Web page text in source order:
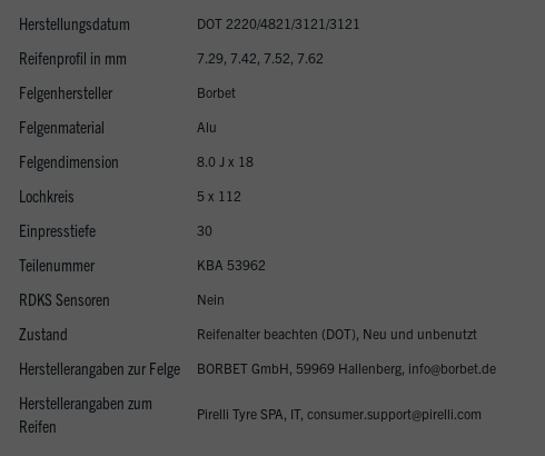
Herstellungsdatum DOT 2220/4821/3121/3121
Reifenprofil in mm 7.29, 7.42, 7.52, 7.62
Felgenhersteller Borbet
Felgenmaterial Alu
Felgendimension 8.0 J x 18
Lochkreis 5 x 112
Einpresstiefe 30
Teilenummer KBA 53962
RDKS Sensoren Nein
Zustand Reifenalter beachten (DOT), Neu und unbenutzt
Herstellerangaben zur Felge BORBET GmbH, 59969 Hallenberg, info@borbet.de
Herstellerangaben zum
Reifen
Pirelli Tyre SPA, IT, consumer.support@pirelli.com